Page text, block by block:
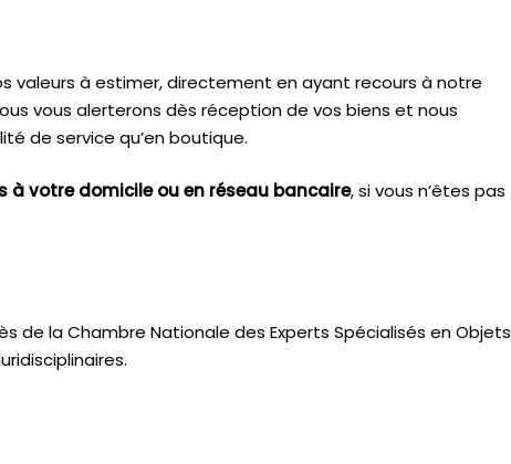
valeurs à estimer, directement en ayant recours à notre
vous alerterons dès réception de vos biens et nous
de service qu’en boutique.
à votre domicile ou en réseau bancaire, si vous n’êtes pas
de laChambre Nationale des Experts Spécialisés en Objets